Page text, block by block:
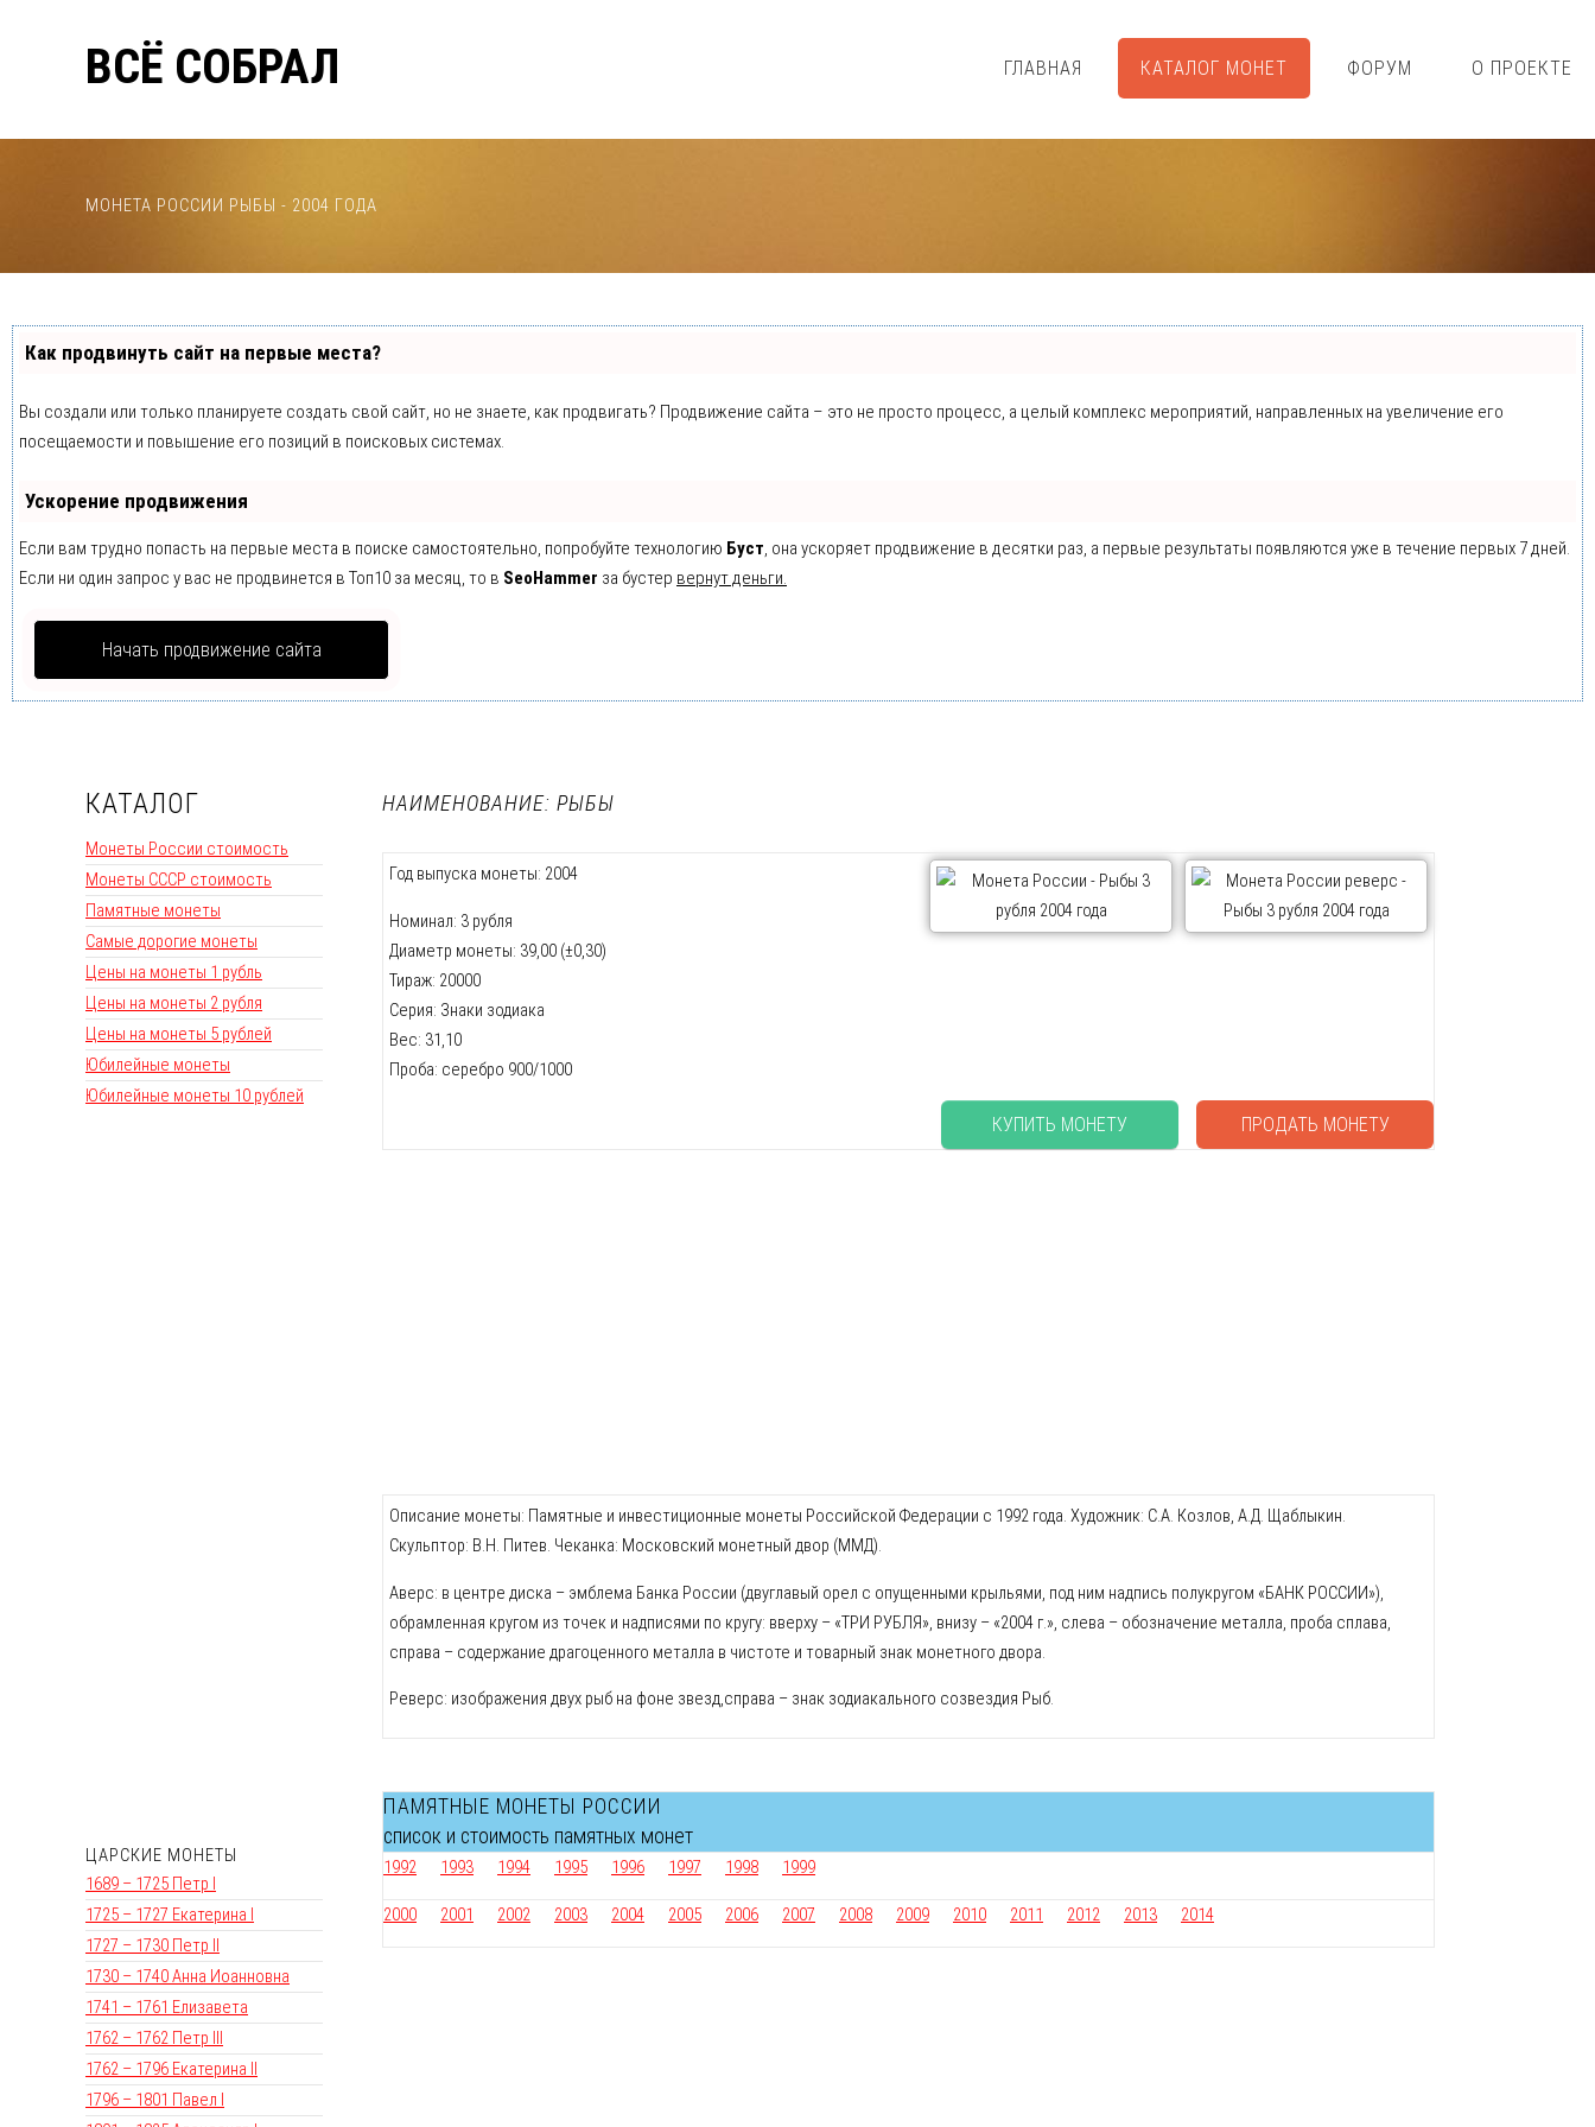
ВСЁ СОБРАЛ ГЛАВНАЯ КАТАЛОГ МОНЕТ ФОРУМ О ПРОЕКТЕ
МОНЕТА РОССИИ РЫБЫ - 2004 ГОДА
Как продвинуть сайт на первые места?
Вы создали или только планируете создать свой сайт, но не знаете, как продвигать? Продвижение сайта – это не просто процесс, а целый комплекс мероприятий, направленных на увеличение его
посещаемости и повышение его позиций в поисковых системах.
Ускорение продвижения
Если вам трудно попасть на первые места в поиске самостоятельно, попробуйте технологию Буст, она ускоряет продвижение в десятки раз, а первые результаты появляются уже в течение первых 7 дней.
Если ни один запрос у вас не продвинется в Топ10 за месяц, то в SeoHammer за бустер вернут деньги.
Начать продвижение сайта
КАТАЛОГ
Монеты России стоимость
Монеты СССР стоимость
Памятные монеты
Самые дорогие монеты
Цены на монеты 1 рубль
Цены на монеты 2 рубля
Цены на монеты 5 рублей
Юбилейные монеты
Юбилейные монеты 10 рублей
ЦАРСКИЕ МОНЕТЫ
1689 – 1725 Петр I
1725 – 1727 Екатерина I
1727 – 1730 Петр II
1730 – 1740 Анна Иоанновна
1741 – 1761 Елизавета
1762 – 1762 Петр III
1762 – 1796 Екатерина II
1796 – 1801 Павел I
НАИМЕНОВАНИЕ: РЫБЫ
Год выпуска монеты: 2004
Номинал: 3 рубля
Диаметр монеты: 39,00 (±0,30)
Тираж: 20000
Серия: Знаки зодиака
Вес: 31,10
Проба: серебро 900/1000
КУПИТЬ МОНЕТУ ПРОДАТЬ МОНЕТУ
Описание монеты: Памятные и инвестиционные монеты Российской Федерации с 1992 года. Художник: С.А. Козлов, А.Д. Щаблыкин.
Скульптор: В.Н. Питев. Чеканка: Московский монетный двор (ММД).
Аверс: в центре диска – эмблема Банка России (двуглавый орел с опущенными крыльями, под ним надпись полукругом «БАНК РОССИИ»),
обрамленная кругом из точек и надписями по кругу: вверху – «ТРИ РУБЛЯ», внизу – «2004 г.», слева – обозначение металла, проба сплава,
справа – содержание драгоценного металла в чистоте и товарный знак монетного двора.
Реверс: изображения двух рыб на фоне звeзд,справа – знак зодиакального созвездия Рыб.
ПАМЯТНЫЕ МОНЕТЫ РОССИИ
список и стоимость памятных монет
1992 1993 1994 1995 1996 1997 1998 1999
2000 2001 2002 2003 2004 2005 2006 2007 2008 2009 2010 2011 2012 2013 2014